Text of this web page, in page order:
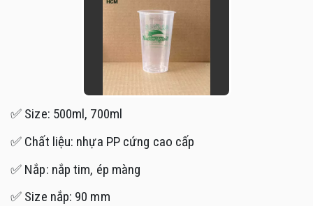
✅ Size: 500ml, 700ml
✅ Chất liệu: nhựa PP cứng cao cấp
✅ Nắp: nắp tim, ép màng
✅ Size nắp: 90 mm